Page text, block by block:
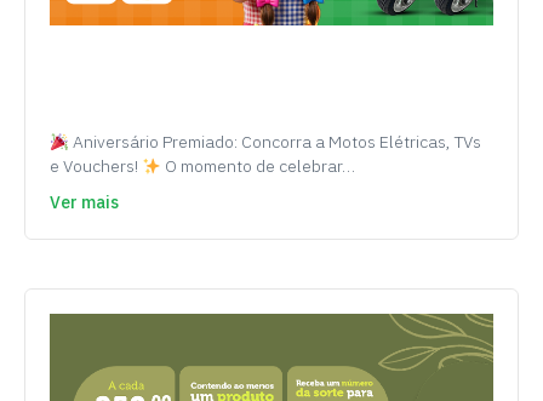
Aniversário Premiado: Concorra a Motos Elétricas, TVs
e Vouchers!
O momento de celebrar…
Ver mais